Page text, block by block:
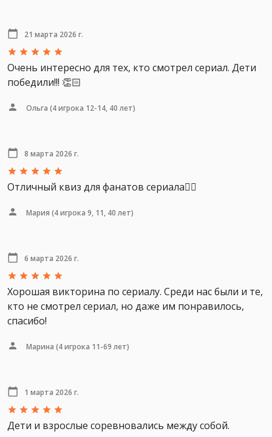
21 марта 2026 г.
Очень интересно для тех, кто смотрел сериал. Дети
победили!!! 👏🏻
Ольга (4 игрока 12-14, 40 лет)
8 марта 2026 г.
Отличный квиз для фанатов сериала👍🏻
Мария (4 игрока 9, 11, 40 лет)
6 марта 2026 г.
Хорошая викторина по сериалу. Среди нас были и те,
кто не смотрел сериал, но даже им понравилось,
спасибо!
Марина (4 игрока 11-69 лет)
1 марта 2026 г.
Дети и взрослые соревновались между собой.